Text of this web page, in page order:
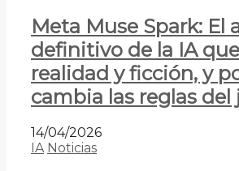
Meta Muse Spark: El
definitivo de la IA
realidad y ficción, y
cambia las reglas del
14/04/2026
IA Noticias